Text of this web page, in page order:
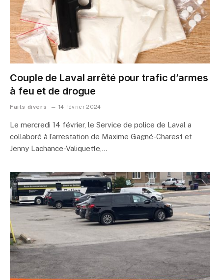
Couple de Laval arrêté pour trafic d’armes
à feu et de drogue
Faits divers 14 février 2024
Le mercredi 14 février, le Service de police de Laval a
collaboré à l’arrestation de Maxime Gagné-Charest et
Jenny Lachance-Valiquette,…